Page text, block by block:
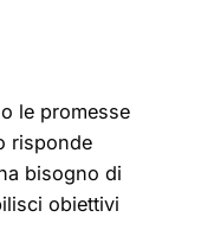
le promesse
risponde
bisogno di
obiettivi